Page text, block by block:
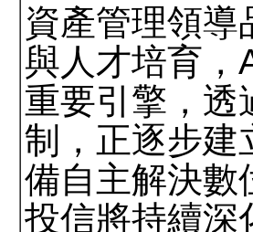
資產管理領導
與人才培育，
重要引擎，透
制，正逐步建
備自主解決數
投信將持續深